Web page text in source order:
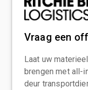
Vraag een
Laat uw
brengen met all-
deur